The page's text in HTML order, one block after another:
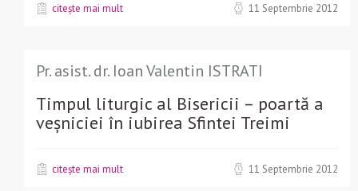
citește mai mult 11 Septembrie 2012
Pr. asist. dr. Ioan Valentin ISTRATI
Timpul liturgic al Bisericii – poartă a
veșniciei în iubirea Sfintei Treimi
citește mai mult 11 Septembrie 2012